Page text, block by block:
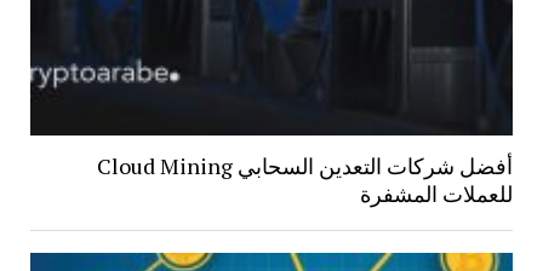
أفضل شركات التعدين السحابي Cloud Mining
للعملات المشفرة